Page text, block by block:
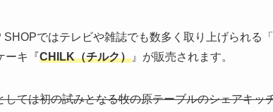
ではテレビや雑誌でも数多く取り上げられる「
ーキ『CHILK（チルク） 』が販売されます。
しては初の試みとなる牧の原テーブルのシェアキッ